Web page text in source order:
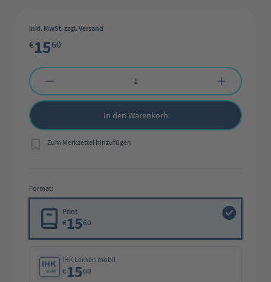
inkl. MwSt. zzgl. Versand
€1560
Produkt Anzahl: Gib den gewünschten Wert ein oder benutze die
In den Warenkorb
Zum Merkzettel hinzufügen
Format:
Print
€1560
IHK Lernen mobil
€1560